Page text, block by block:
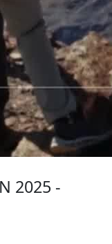
2025 -